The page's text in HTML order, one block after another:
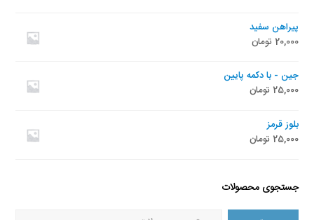
پیراهن سفید
20,000 تومان
جین - با دکمه پایین
25,000 تومان
بلوز قرمز
25,000 تومان
جستجوی محصولات